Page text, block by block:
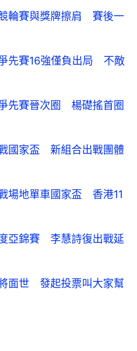
輪賽與獎牌擦肩 賽後一
先賽16強僅負出局 不敵
先賽晉次圈 楊礎搖首圈
國家盃 新組合出戰團體
場地單車國家盃 香港11
亞錦賽 李慧詩復出戰延
面世 發起投票叫大家幫